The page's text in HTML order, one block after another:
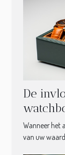
De
van uw
Wanneer het
van uw